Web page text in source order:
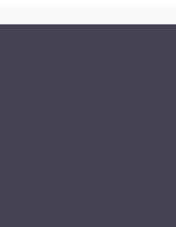
кілька технічних
та